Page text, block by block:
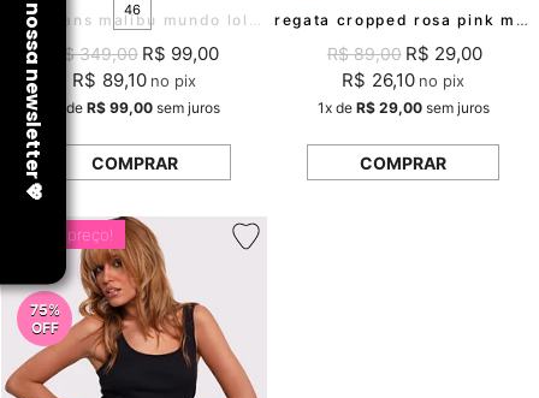
saia jeans malibu mundo lolita
46
R$ 349,00 R$ 99,00
R$ 89,10 no pix
deR$ 99,00 sem juros
COMPRAR
regata cropped rosa pink malu mundo lolita
R$ 89,00 R$ 29,00
R$ 26,10 no pix
1xde R$ 29,00sem juros
COMPRAR
menor preço!
75%
OFF